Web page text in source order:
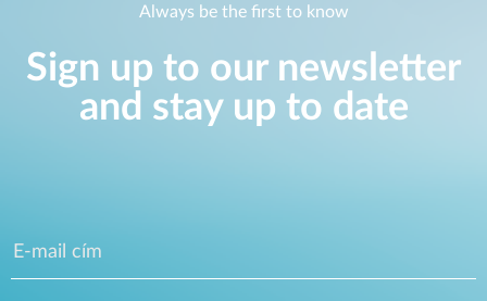
Always be the first to know
Sign up to our newsletter
and stay up to date